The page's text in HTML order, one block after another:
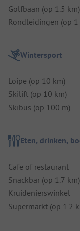
Golfbaan (op 1.5 km)
Rondleidingen (op 1
Wintersport
Loipe (op 10 km)
Skilift (op 10 km)
Skibus (op 100 m)
Eten, drinken,
Cafe of restaurant
Snackbar (op 1.7 km)
Kruidenierswinkel
Supermarkt (op 1.2